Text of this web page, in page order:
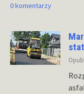
0 komentarzy